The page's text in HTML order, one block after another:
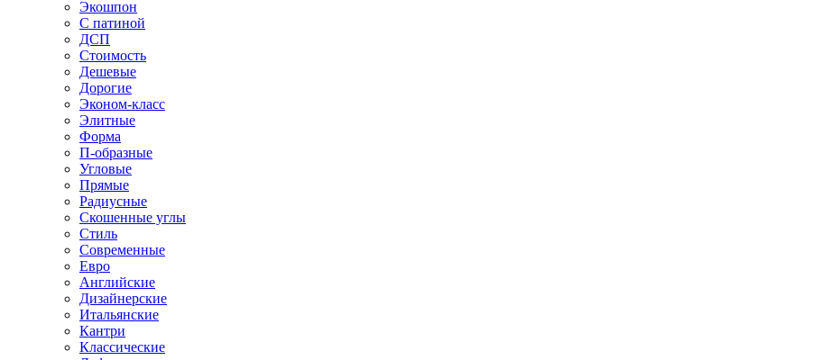
Экошпон
С патиной
ДСП
Стоимость
Дешевые
Дорогие
Эконом-класс
Элитные
Форма
П-образные
Угловые
Прямые
Радиусные
Скошенные углы
Стиль
Современные
Евро
Английские
Дизайнерские
Итальянские
Кантри
Классические